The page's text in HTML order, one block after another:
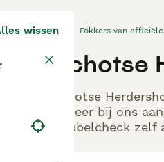
wissen Fokkers van
Schotse
Schotse
Beheer bij ons
Dubbelcheck